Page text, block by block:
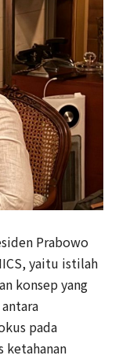
Prabowo
yaitu istilah
konsep yang
pada
ketahanan